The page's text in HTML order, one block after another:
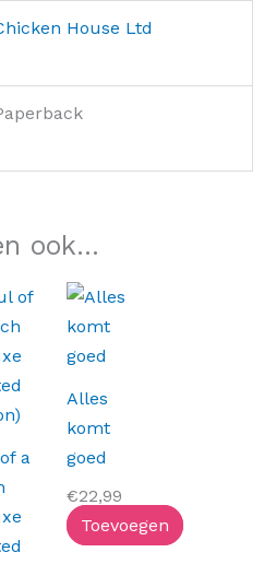
House Ltd
ook...
a
Alles
komt
goed
€22,99
Toevoegen